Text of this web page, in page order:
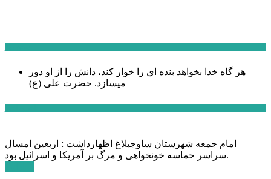
هر گاه خدا بخواهد بنده اي را خوار كند، دانش را از او دور
میسازد. حضرت علی (ع)
امام جمعه شهرستان ساوجبلاغ اظهارداشت : اربعین امسال
سراسر حماسه خونخواهی و مرگ بر آمریکا و اسرائیل بود.